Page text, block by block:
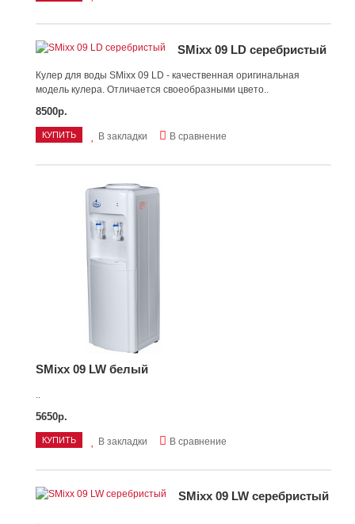
SMixx 09 LD серебристый
Кулер для воды SMixx 09 LD - качественная оригинальная
модель кулера. Отличается своеобразными цвето..
8500р.
КУПИТЬ В закладки В сравнение
SMixx 09 LW белый
..
5650р.
КУПИТЬ В закладки В сравнение
SMixx 09 LW серебристый
..